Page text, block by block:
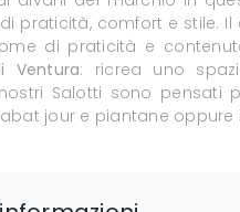
praticità, comfort e stile.
di praticità e
Ventura: ricrea uno
Salotti sono pensati
jour e piantane